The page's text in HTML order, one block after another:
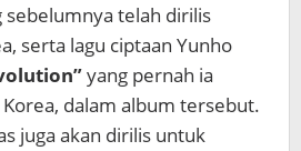
sebelumnya telah dirilis
serta lagu ciptaan Yunho
yang pernah ia
dalam album tersebut.
juga akan dirilis untuk